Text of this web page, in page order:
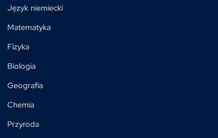
Język niemiecki
Matematyka
Fizyka
Biologia
Geografia
Chemia
Przyroda